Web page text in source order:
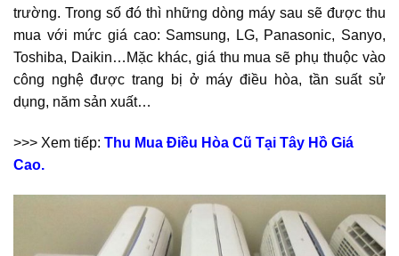
trường. Trong số đó thì những dòng máy sau sẽ được thu
mua với mức giá cao: Samsung, LG, Panasonic, Sanyo,
Toshiba, Daikin…Mặc khác, giá thu mua sẽ phụ thuộc vào
công nghệ được trang bị ở máy điều hòa, tần suất sử
dụng, năm sản xuất…
>>> Xem tiếp: Thu Mua Điều Hòa Cũ Tại Tây Hồ Giá
Cao.